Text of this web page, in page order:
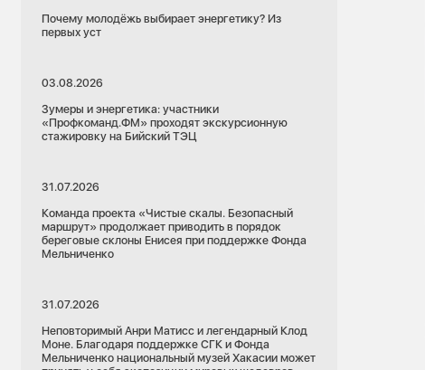
Почему молодёжь выбирает энергетику? Из
первых уст
03.08.2026
Зумеры и энергетика: участники
«Профкоманд.ФМ» проходят экскурсионную
стажировку на Бийский ТЭЦ
31.07.2026
Команда проекта «Чистые скалы. Безопасный
маршрут» продолжает приводить в порядок
береговые склоны Енисея при поддержке Фонда
Мельниченко
31.07.2026
Неповторимый Анри Матисс и легендарный Клод
Моне. Благодаря поддержке СГК и Фонда
Мельниченко национальный музей Хакасии может